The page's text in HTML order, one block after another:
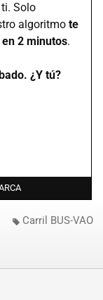
Solo
algoritmo te
2 minutos.
¿Y tú?
Carril BUS-VAO